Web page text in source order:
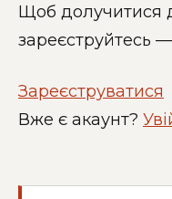
Щоб долучитися
зареєструйтесь
Зареєструватися
Вже є акаунт?